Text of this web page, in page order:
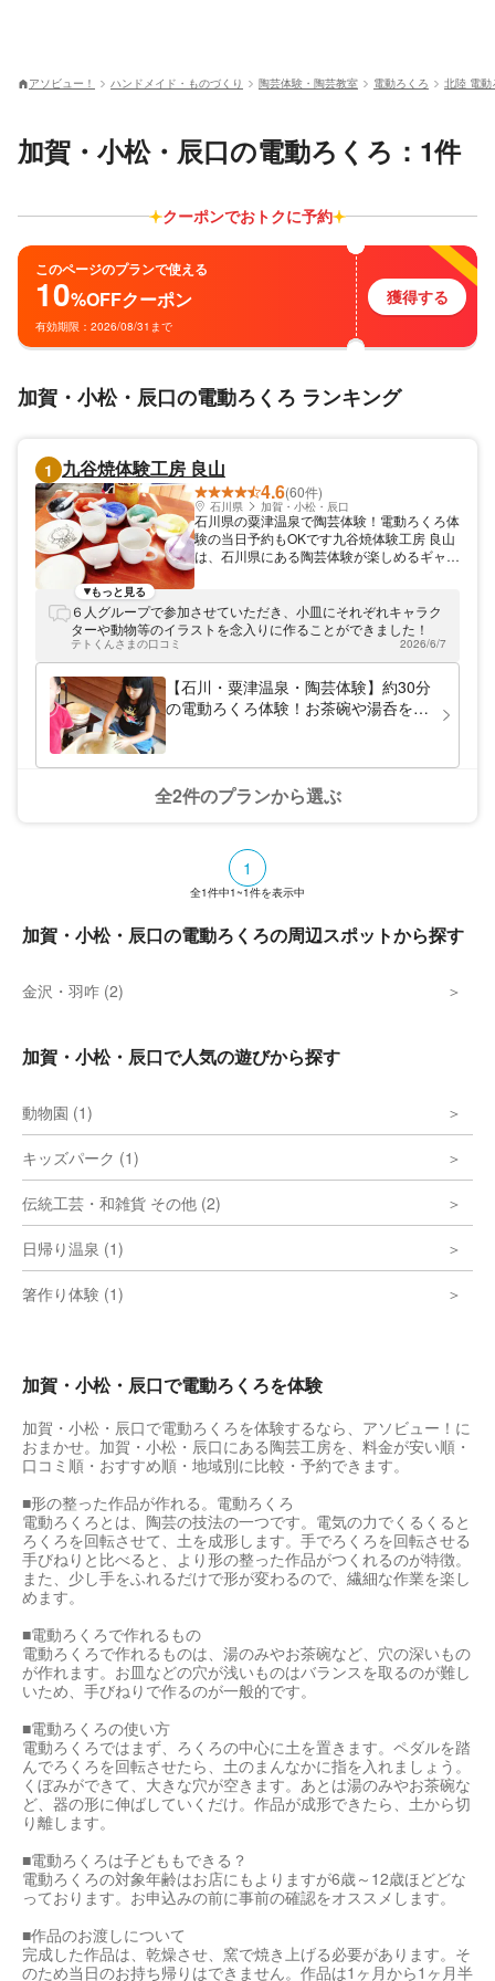
アソビュー！ ハンドメイド・ものづくり 陶芸体験・陶芸教室 電動ろくろ 北陸 電動
加賀・小松・辰口の電動ろくろ：1件
クーポンでおトクに予約
このページのプランで使える
10%OFFクーポン
有効期限：2026/08/31まで
獲得する
加賀・小松・辰口の電動ろくろ ランキング
1 九谷焼体験工房 良山
4.6(60件)
石川県 加賀・小松・辰口
石川県の粟津温泉で陶芸体験！電動ろくろ体
験の当日予約もOKです九谷焼体験工房 良山
は、石川県にある陶芸体験が楽しめるギャラ
の数々を観賞していただけます。電動ろくろ
体験や絵付け体験は当日予約も承っていま
もっと見る
６人グループで参加させていただき、小皿にそれぞれキャラク
ターや動物等のイラストを念入りに作ることができました！
テトくんさまの口コミ 2026/6/7
【石川・粟津温泉・陶芸体験】約30分
の電動ろくろ体験！お茶碗や湯呑を作
全2件のプランから選ぶ
1
全1件中1~1件を表示中
加賀・小松・辰口の電動ろくろの周辺スポットから探す
金沢・羽咋 (2)
加賀・小松・辰口で人気の遊びから探す
動物園 (1)
キッズパーク (1)
伝統工芸・和雑貨 その他 (2)
日帰り温泉 (1)
箸作り体験 (1)
加賀・小松・辰口で電動ろくろを体験
加賀・小松・辰口で電動ろくろを体験するなら、アソビュー！に
おまかせ。加賀・小松・辰口にある陶芸工房を、料金が安い順・
口コミ順・おすすめ順・地域別に比較・予約できます。
■形の整った作品が作れる。電動ろくろ
電動ろくろとは、陶芸の技法の一つです。電気の力でくるくると
ろくろを回転させて、土を成形します。手でろくろを回転させる
手びねりと比べると、より形の整った作品がつくれるのが特徴。
また、少し手をふれるだけで形が変わるので、繊細な作業を楽し
めます。
■電動ろくろで作れるもの
電動ろくろで作れるものは、湯のみやお茶碗など、穴の深いもの
が作れます。お皿などの穴が浅いものはバランスを取るのが難し
いため、手びねりで作るのが一般的です。
■電動ろくろの使い方
電動ろくろではまず、ろくろの中心に土を置きます。ペダルを踏
んでろくろを回転させたら、土のまんなかに指を入れましょう。
くぼみができて、大きな穴が空きます。あとは湯のみやお茶碗な
ど、器の形に伸ばしていくだけ。作品が成形できたら、土から切
り離します。
■電動ろくろは子どももできる？
電動ろくろの対象年齢はお店にもよりますが6歳～12歳ほどどな
っております。お申込みの前に事前の確認をオススメします。
■作品のお渡しについて
完成した作品は、乾燥させ、窯で焼き上げる必要があります。そ
のため当日のお持ち帰りはできません。作品は1ヶ月から1ヶ月半